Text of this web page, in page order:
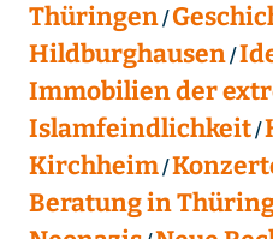
Thüringen
Hildburghausen
Immobilien der
Islamfeindlichkeit
Kirchheim
Beratung in